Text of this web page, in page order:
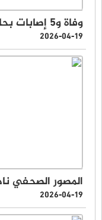
وفاة و5 إصابات بحادث على طريق الشوبك
2026-04-19
المصور الصحفي
2026-04-19